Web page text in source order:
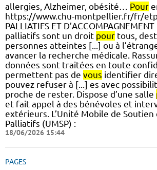
allergies, Alzheimer, obésité… Pour
https://www.chu-montpellier.fr/fr/etp
PALLIATIFS ET D’ACCOMPAGNEMENT
palliatifs sont un droit pour tous,
personnes atteintes [...] ou à
avancer la recherche médicale.
données sont traitées en toute
permettent pas de vous identifier
pouvez refuser à [...] es avec
proche de rester. Dispose d’une salle
et fait appel à des bénévoles et
extérieurs. L’Unité Mobile de Soutien
Palliatifs (UMSP) :
18/06/2026 15:44
PAGES